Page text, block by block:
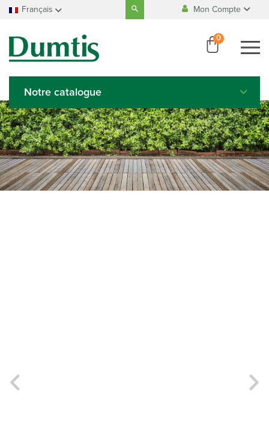
Français
Nederlands
Español
Search
for:
Mon Compte
Se connecter
0
Paiement100% sécurisé
Notre catalogue